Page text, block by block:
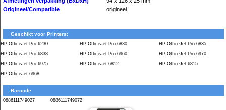
Origineel/Compatible
origineel
Geschikt voor Printers:
HP OfficeJet Pro 6230 HP OfficeJet Pro 6830
HP OfficeJet Pro 6835
HP OfficeJet Pro 6838
HP OfficeJet Pro 6960
HP OfficeJet Pro 6970
HP OfficeJet Pro 6975
HP OfficeJet 6812
HP OfficeJet 6815
HP OfficeJet 6968
Barcode
0886111749027 0886111749072